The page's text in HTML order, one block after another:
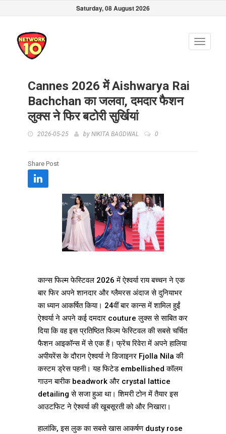
Saturday, 08 August 2026
Toggle
Cannes 2026 में Aishwarya Rai
Bachchan का जलवा, दमदार फैशन
लुक्स ने फिर बटोरी सुर्खियां
2026-05-25 by NIKITA BAGDWAL 0
Share Post
कान्स फिल्म फेस्टिवल 2026 में ऐश्वर्या राय बच्चन ने एक
बार फिर अपने शानदार और ग्लैमरस अंदाज से दुनियाभर
का ध्यान आकर्षित किया। 24वीं बार कान्स में शामिल हुईं
ऐश्वर्या ने अपने कई दमदार couture लुक्स से साबित कर
दिया कि वह इस प्रतिष्ठित फिल्म फेस्टिवल की सबसे चर्चित
फैशन आइकॉन्स में से एक हैं। फ्रेंच रिवेरा में अपने हालिया
अपीयरेंस के दौरान ऐश्वर्या ने डिजाइनर Fjolla Nila की
कस्टम ड्रेस पहनी। यह फिटेड embellished कॉलम
गाउन बारीक beadwork और crystal lattice
detailing से सजा हुआ था। शिमरी टोन में तैयार इस
आउटफिट ने ऐश्वर्या की खूबसूरती को और निखारा।
हालांकि, इस लुक का सबसे खास आकर्षण dusty rose